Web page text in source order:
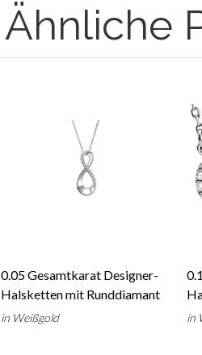
Ähnliche
0.05 Gesamtkarat Designer-
Halsketten mit Runddiamant
in Weißgold in